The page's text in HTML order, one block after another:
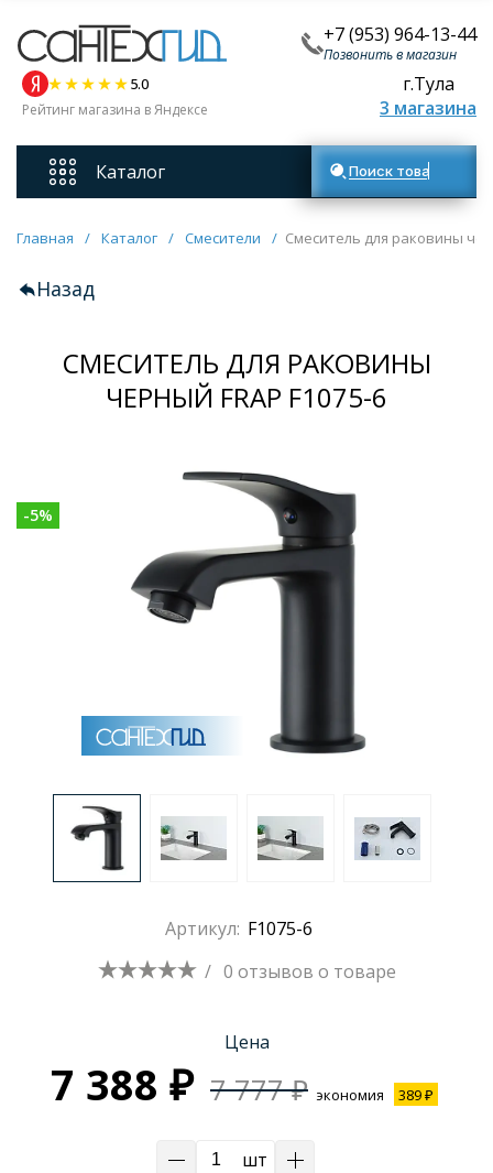
+7 (953) 964-13-44
Позвонить в магазин
5.0
Рейтинг магазина в Яндексе
г.Тула
3 магазина
Каталог
Смесители
Унитазы
Мебель для ванных комнат
Кухонные мойки
Раковины
Душевые кабины
Аксессуары для ванных комнат
Зеркала
Душевые поддоны
Душевые уголки и ограждения
Поиск товаров
Главная / Каталог / Смесители / Смеситель для раковины
Назад
СМЕСИТЕЛЬ ДЛЯ РАКОВИНЫ
ЧЕРНЫЙ FRAP F1075-6
-5%
Артикул: F1075-6
/ 0 отзывов о товаре
Цена
7 388 ₽ 7 777 ₽ экономия 389 ₽
шт